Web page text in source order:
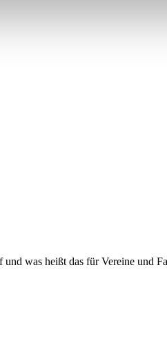
was heißt das für Vereine und